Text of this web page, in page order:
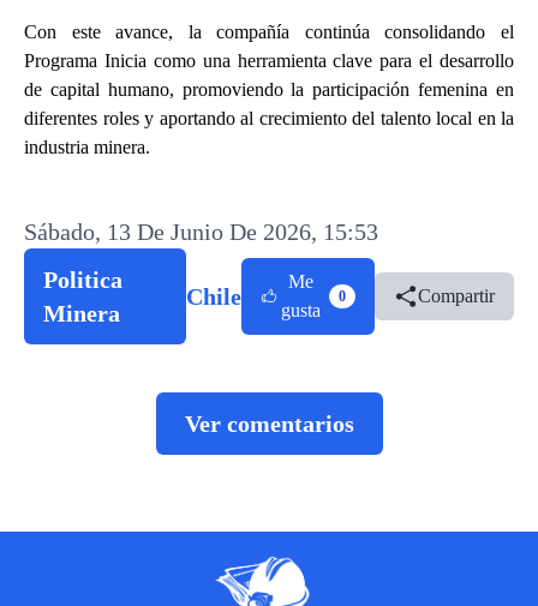
Con este avance, la compañía continúa consolidando el
Programa Inicia como una herramienta clave para el desarrollo
de capital humano, promoviendo la participación femenina en
diferentes roles y aportando al crecimiento del talento local en la
industria minera.
Sábado, 13 De Junio De 2026, 15:53
Politica
Minera
Chile
Me
gusta
0 Compartir
Ver comentarios